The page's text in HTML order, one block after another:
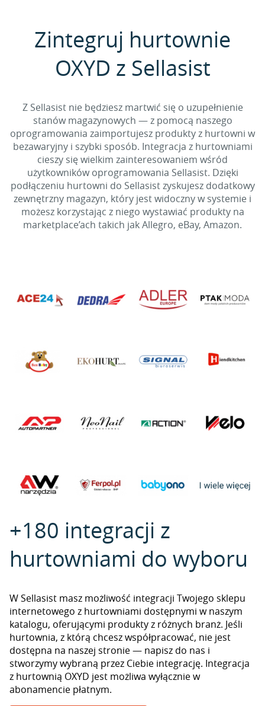
Zintegruj hurtownie
OXYD z Sellasist
Z Sellasist nie będziesz martwić się o uzupełnienie
stanów magazynowych — z pomocą naszego
oprogramowania zaimportujesz produkty z hurtowni w
bezawaryjny i szybki sposób. Integracja z hurtowniami
cieszy się wielkim zainteresowaniem wśród
użytkowników oprogramowania Sellasist. Dzięki
podłączeniu hurtowni do Sellasist zyskujesz dodatkowy
zewnętrzny magazyn, który jest widoczny w systemie i
możesz korzystając z niego wystawiać produkty na
marketplace’ach takich jak Allegro, eBay, Amazon.
+180 integracji z
hurtowniami do wyboru
W Sellasist masz możliwość integracji Twojego sklepu
internetowego z hurtowniami dostępnymi w naszym
katalogu, oferującymi produkty z różnych branż. Jeśli
hurtownia, z którą chcesz współpracować, nie jest
dostępna na naszej stronie — napisz do nas i
stworzymy wybraną przez Ciebie integrację. Integracja
z hurtownią OXYD jest możliwa wyłącznie w
abonamencie płatnym.